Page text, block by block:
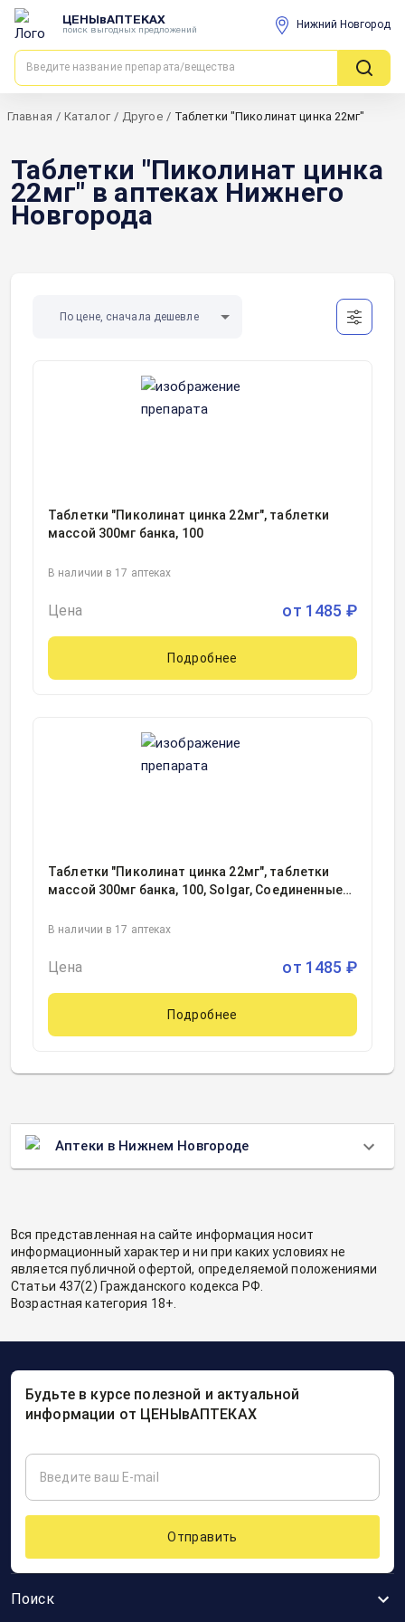
ЦЕНЫвАПТЕКАХ
поиск выгодных предложений Нижний Новгород
Главная / Каталог / Другое / Таблетки "Пиколинат цинка 22мг"
Таблетки "Пиколинат цинка
22мг" в аптеках Нижнего
Новгорода
По цене, сначала дешевле
Таблетки "Пиколинат цинка 22мг", таблетки
массой 300мг банка, 100
В наличии в 17 аптеках
Цена от 1485 ₽
Подробнее
Таблетки "Пиколинат цинка 22мг", таблетки
массой 300мг банка, 100, Solgar, Соединенные
В наличии в 17 аптеках
Цена от 1485 ₽
Подробнее
Аптеки в Нижнем Новгороде
Вся представленная на сайте информация носит
информационный характер и ни при каких условиях не
является публичной офертой, определяемой положениями
Статьи 437(2) Гражданского кодекса РФ.
Возрастная категория 18+.
Поиск
Будьте в курсе полезной и актуальной
информации от ЦЕНЫвАПТЕКАХ
Отправить